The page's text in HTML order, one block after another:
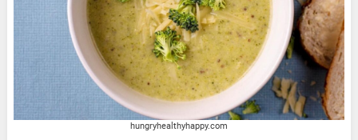
hungryhealthyhappy.com